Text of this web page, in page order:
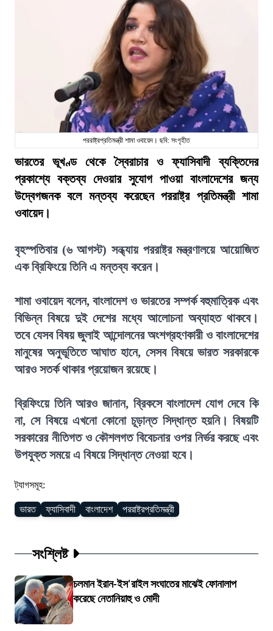
পররাষ্ট্রপ্রতিমন্ত্রী শামা ওবায়েদ। ছবি: সংগৃহীত
ভারতের ভূখণ্ড থেকে স্বৈরাচার ও ফ্যাসিবাদী ব্যক্তিদের
প্রকাশ্যে বক্তব্য দেওয়ার সুযোগ পাওয়া বাংলাদেশের জন্য
উদ্বেগজনক বলে মন্তব্য করেছেন পররাষ্ট্র প্রতিমন্ত্রী শামা
ওবায়েদ।
বৃহস্পতিবার (৬ আগস্ট) সন্ধ্যায় পররাষ্ট্র মন্ত্রণালয়ে আয়োজিত
এক ব্রিফিংয়ে তিনি এ মন্তব্য করেন।
শামা ওবায়েদ বলেন, বাংলাদেশ ও ভারতের সম্পর্ক বহুমাত্রিক এবং
বিভিন্ন বিষয়ে দুই দেশের মধ্যে আলোচনা অব্যাহত থাকবে।
তবে যেসব বিষয় জুলাই আন্দোলনের অংশগ্রহণকারী ও বাংলাদেশের
মানুষের অনুভূতিতে আঘাত হানে, সেসব বিষয়ে ভারত সরকারকে
আরও সতর্ক থাকার প্রয়োজন রয়েছে।
ব্রিফিংয়ে তিনি আরও জানান, ব্রিকসে বাংলাদেশ যোগ দেবে কি
না, সে বিষয়ে এখনো কোনো চূড়ান্ত সিদ্ধান্ত হয়নি। বিষয়টি
সরকারের নীতিগত ও কৌশলগত বিবেচনার ওপর নির্ভর করছে এবং
উপযুক্ত সময়ে এ বিষয়ে সিদ্ধান্ত নেওয়া হবে।
ট্যাগসমূহ:
ভারত ফ্যাসিবাদী বাংলাদেশ পররাষ্ট্রপ্রতিমন্ত্রী
সংশ্লিষ্ট
চলমান ইরান-ইস'রাইল সংঘাতের মাঝেই ফোনালাপ
করেছে নেতানিয়াহু ও মোদী